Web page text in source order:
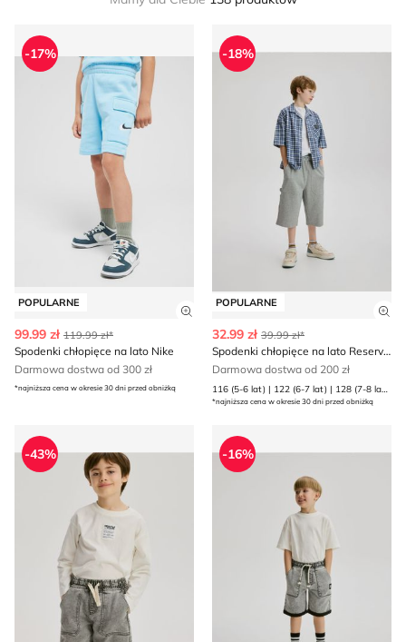
Spodenki chłopięce na lato Nike
POPULARNE
-17%
Zobacz szczegóły produktu
99.99 zł 119.99 zł*
Spodenki chłopięce na lato Nike
Darmowa dostwa od 300 zł
*najniższa cena w okresie 30 dni przed obniżką
Spodenki chłopięce na lato
POPULARNE
-18%
32.99 zł 39.99 zł*
Spodenki chłopięce na lato Reserved
Darmowa dostwa od 200 zł
116 (5-6 lat) | 122 (6-7 lat) | 128 (7-8 lat) | 134 (8 lat) | 140 (9 lat) | 146 (10 lat) | 152 (11 lat) | 158 (12 lat) | 164 (13 lat) | 170 (13-14 lat)
*najniższa cena w okresie 30 dni przed obniżką
Spodenki chłopięce na lato Reserved
-43%
Spodenki chłopięce letnie
-16%